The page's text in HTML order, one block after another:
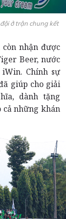
ở trận chung kết
nhận được
Beer, nước
Chính sự
giúp cho giải
dành tặng
cả những khán